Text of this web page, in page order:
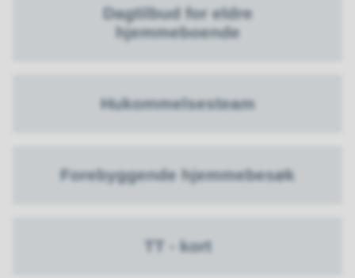
Dagtilbud for eldre
hjemmeboende
Hukommelsesteam
Forebyggende hjemmebesøk
TT - kort